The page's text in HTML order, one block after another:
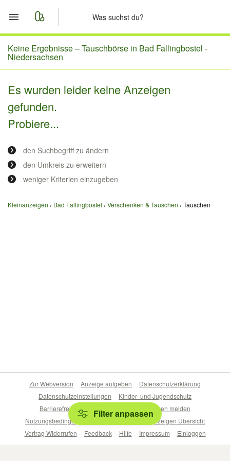
Start
Merkliste
Nachrichten
Anzeige aufgeben
Keine Ergebnisse –Tauschbörse in Bad Fallingbostel -
Niedersachsen
Es wurden leider keine Anzeigen
gefunden.
Probiere...
den Suchbegriff zu ändern
den Umkreis zu erweitern
weniger Kriterien einzugeben
Kleinanzeigen Bad Fallingbostel Verschenken & Tauschen Tauschen
Filter anpassen
Zur Webversion Anzeige aufgeben
Datenschutzerklärung
Datenschutzeinstellungen
Kinder- und Jugendschutz
Barrierefreiheitserklärung
Sicherheitslücken melden
Nutzungsbedingungen
Beliebte Suchen
Anzeigen Übersicht
Vertrag Widerrufen
Feedback Hilfe Impressum Einloggen